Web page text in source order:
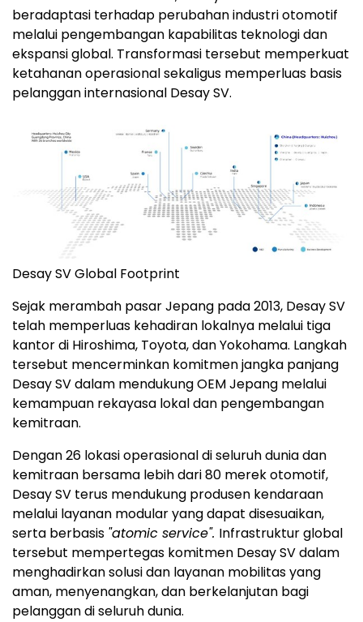
beradaptasi terhadap perubahan industri otomotif
melalui pengembangan kapabilitas teknologi dan
ekspansi global. Transformasi tersebut memperkuat
ketahanan operasional sekaligus memperluas basis
pelanggan internasional Desay SV.
Desay SV Global Footprint
Sejak merambah pasar Jepang pada 2013, Desay SV
telah memperluas kehadiran lokalnya melalui tiga
kantor di Hiroshima, Toyota, dan Yokohama. Langkah
tersebut mencerminkan komitmen jangka panjang
Desay SV dalam mendukung OEM Jepang melalui
kemampuan rekayasa lokal dan pengembangan
kemitraan.
Dengan 26 lokasi operasional di seluruh dunia dan
kemitraan bersama lebih dari 80 merek otomotif,
Desay SV terus mendukung produsen kendaraan
melalui layanan modular yang dapat disesuaikan,
serta berbasis "atomic service". Infrastruktur global
tersebut mempertegas komitmen Desay SV dalam
menghadirkan solusi dan layanan mobilitas yang
aman, menyenangkan, dan berkelanjutan bagi
pelanggan di seluruh dunia.